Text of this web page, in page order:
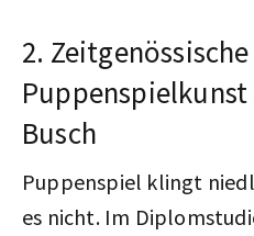
2. Zeitgenössische
Puppenspielkunst
Busch
Puppenspiel klingt
es nicht. Im